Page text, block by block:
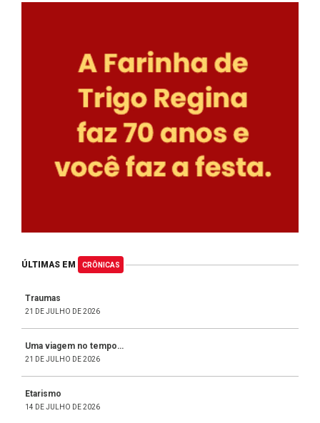
ÚLTIMAS EM CRÔNICAS
Traumas
21 DE JULHO DE 2026
Uma viagem no tempo…
21 DE JULHO DE 2026
Etarismo
14 DE JULHO DE 2026